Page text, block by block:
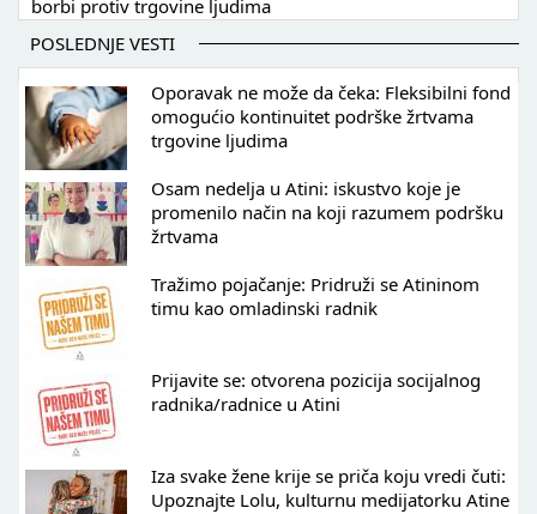
borbi protiv trgovine ljudima
POSLEDNJE VESTI
Oporavak ne može da čeka: Fleksibilni fond
omogućio kontinuitet podrške žrtvama
trgovine ljudima
Osam nedelja u Atini: iskustvo koje je
promenilo način na koji razumem podršku
žrtvama
Tražimo pojačanje: Pridruži se Atininom
timu kao omladinski radnik
Prijavite se: otvorena pozicija socijalnog
radnika/radnice u Atini
Iza svake žene krije se priča koju vredi čuti:
Upoznajte Lolu, kulturnu medijatorku Atine